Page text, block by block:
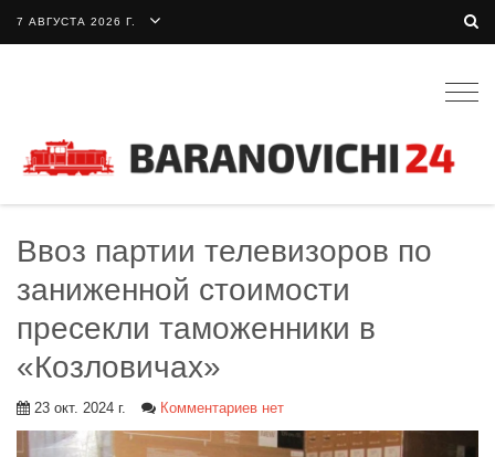
7 АВГУСТА 2026 Г.
Ввоз партии телевизоров по
заниженной стоимости
пресекли таможенники в
«Козловичах»
23 окт. 2024 г. Комментариев нет